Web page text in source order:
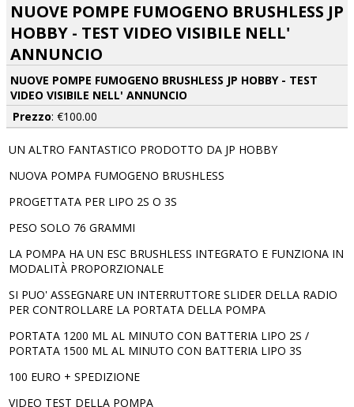
NUOVE POMPE FUMOGENO BRUSHLESS JP
HOBBY - TEST VIDEO VISIBILE NELL'
ANNUNCIO
NUOVE POMPE FUMOGENO BRUSHLESS JP HOBBY - TEST
VIDEO VISIBILE NELL' ANNUNCIO
Prezzo: €100.00
UN ALTRO FANTASTICO PRODOTTO DA JP HOBBY
NUOVA POMPA FUMOGENO BRUSHLESS
PROGETTATA PER LIPO 2S O 3S
PESO SOLO 76 GRAMMI
LA POMPA HA UN ESC BRUSHLESS INTEGRATO E FUNZIONA IN
MODALITÀ PROPORZIONALE
SI PUO' ASSEGNARE UN INTERRUTTORE SLIDER DELLA RADIO
PER CONTROLLARE LA PORTATA DELLA POMPA
PORTATA 1200 ML AL MINUTO CON BATTERIA LIPO 2S /
PORTATA 1500 ML AL MINUTO CON BATTERIA LIPO 3S
100 EURO + SPEDIZIONE
VIDEO TEST DELLA POMPA